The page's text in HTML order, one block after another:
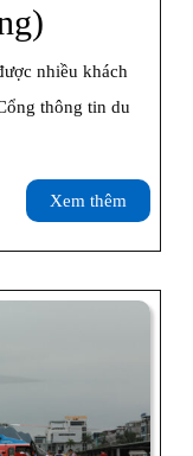
Tham
Quan
Hạ
Long
Tiếng)
nhiều khách
thông tin du
Xem thêm
thêm